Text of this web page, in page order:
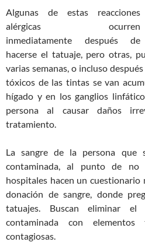
Algunas de estas reacciones
alérgicas ocurren
inmediatamente después de
hacerse el tatuaje, pero otras,
varias semanas, o incluso
tóxicos de las tintas se van
hígado y en los ganglios
persona al causar daños
tratamiento.
La sangre de la persona que
contaminada, al punto de no
hospitales hacen un
donación de sangre, donde
tatuajes. Buscan eliminar
contaminada con elementos
contagiosas.